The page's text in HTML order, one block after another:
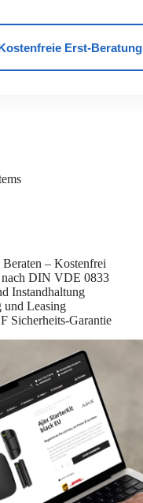
Erst-Beratung
Beraten – Kostenfrei
nach DIN VDE 0833
Instandhaltung
und Leasing
Sicherheits-Garantie